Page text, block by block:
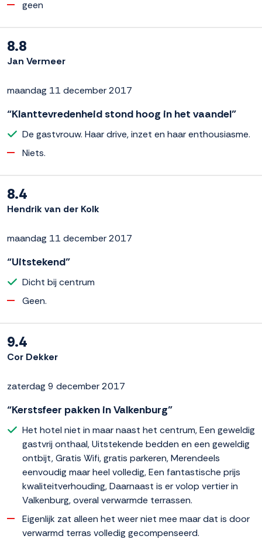
geen
8.8
Jan Vermeer
maandag 11 december 2017
“Klanttevredenheid stond hoog in het vaandel”
De gastvrouw. Haar drive, inzet en haar enthousiasme.
Niets.
8.4
Hendrik van der Kolk
maandag 11 december 2017
“Uitstekend”
Dicht bij centrum
Geen.
9.4
Cor Dekker
zaterdag 9 december 2017
“Kerstsfeer pakken in Valkenburg”
Het hotel niet in maar naast het centrum, Een geweldig
gastvrij onthaal, Uitstekende bedden en een geweldig
ontbijt, Gratis Wifi, gratis parkeren, Merendeels
eenvoudig maar heel volledig, Een fantastische prijs
kwaliteitverhouding, Daarnaast is er volop vertier in
Valkenburg, overal verwarmde terrassen.
Eigenlijk zat alleen het weer niet mee maar dat is door
verwarmd terras volledig gecompenseerd.